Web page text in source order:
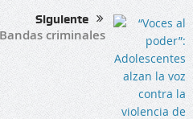
Siguiente
Bandas criminales